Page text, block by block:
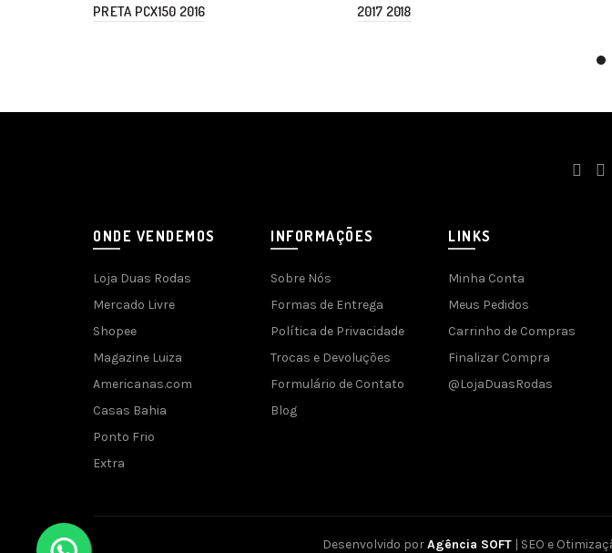
PRETA PCX150 2016
2017 2018
ONDE VENDEMOS
Loja Duas Rodas
Mercado Livre
Shopee
Magazine Luiza
Americanas.com
Casas Bahia
Ponto Frio
Extra
INFORMAÇÕES
Sobre Nós
Formas de Entrega
Política de Privacidade
Trocas e Devoluções
Formulário de Contato
Blog
LINKS
Minha Conta
Meus Pedidos
Carrinho de Compras
Finalizar Compra
@LojaDuasRodas
Desenvolvido porAgência SOFT | SEO e